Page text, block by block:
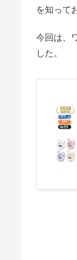
を知って
今回は、
した。